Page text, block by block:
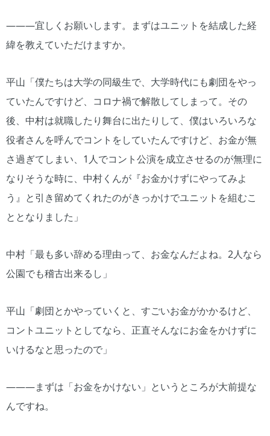
―――宜しくお願いします。まずはユニットを結成した経
緯を教えていただけますか。
平山「僕たちは大学の同級生で、大学時代にも劇団をやっ
ていたんですけど、コロナ禍で解散してしまって。その
後、中村は就職したり舞台に出たりして、僕はいろいろな
役者さんを呼んでコントをしていたんですけど、お金が無
さ過ぎてしまい、1人でコント公演を成立させるのが無理に
なりそうな時に、中村くんが『お金かけずにやってみよ
う』と引き留めてくれたのがきっかけでユニットを組むこ
ととなりました」
中村「最も多い辞める理由って、お金なんだよね。2人なら
公園でも稽古出来るし」
平山「劇団とかやっていくと、すごいお金がかかるけど、
コントユニットとしてなら、正直そんなにお金をかけずに
いけるなと思ったので」
―――まずは「お金をかけない」というところが大前提な
んですね。